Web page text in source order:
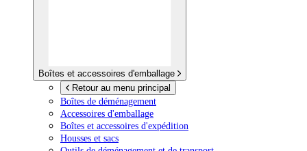
Boîtes et accessoires d'emballage
Retour au menu principal
Boîtes de déménagement
Accessoires d'emballage
Boîtes et accessoires d'expédition
Housses et sacs